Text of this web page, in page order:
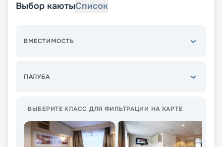
Выбор каютыСписок
ВМЕСТИМОСТЬ
ПАЛУБА
ВЫБЕРИТЕ КЛАСС ДЛЯ ФИЛЬТРАЦИИ НА КАРТЕ